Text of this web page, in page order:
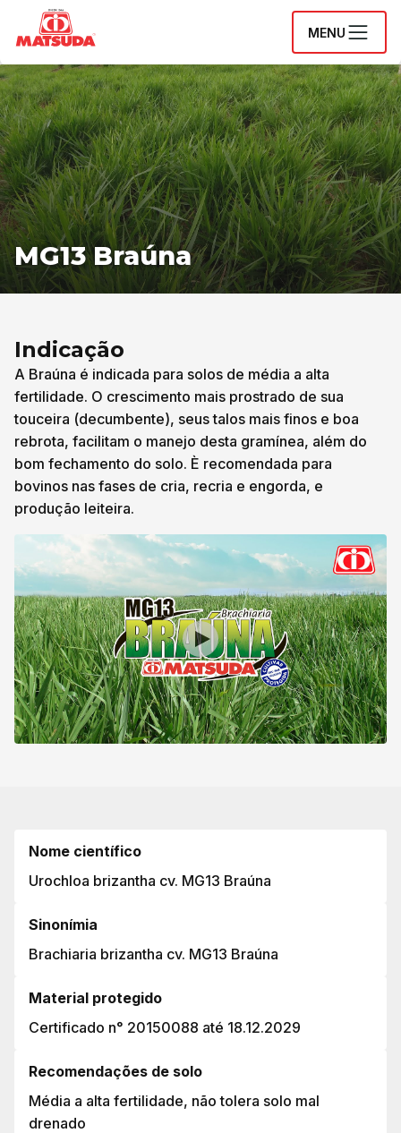
MENU
MG13 Braúna
Indicação
A Braúna é indicada para solos de média a alta
fertilidade. O crescimento mais prostrado de sua
touceira (decumbente), seus talos mais finos e boa
rebrota, facilitam o manejo desta gramínea, além do
bom fechamento do solo. È recomendada para
bovinos nas fases de cria, recria e engorda, e
produção leiteira.
Nome científico
Urochloa brizantha cv. MG13 Braúna
Sinonímia
Brachiaria brizantha cv. MG13 Braúna
Material protegido
Certificado n° 20150088 até 18.12.2029
Recomendações de solo
Média a alta fertilidade, não tolera solo mal
drenado